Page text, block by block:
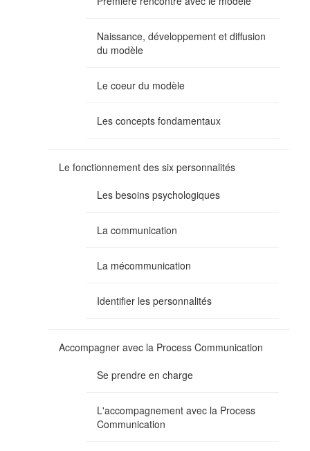
Naissance, développement et diffusion
du modèle
Le coeur du modèle
Les concepts fondamentaux
Le fonctionnement des six personnalités
Les besoins psychologiques
La communication
La mécommunication
Identifier les personnalités
Accompagner avec la Process Communication
Se prendre en charge
L'accompagnement avec la Process
Communication